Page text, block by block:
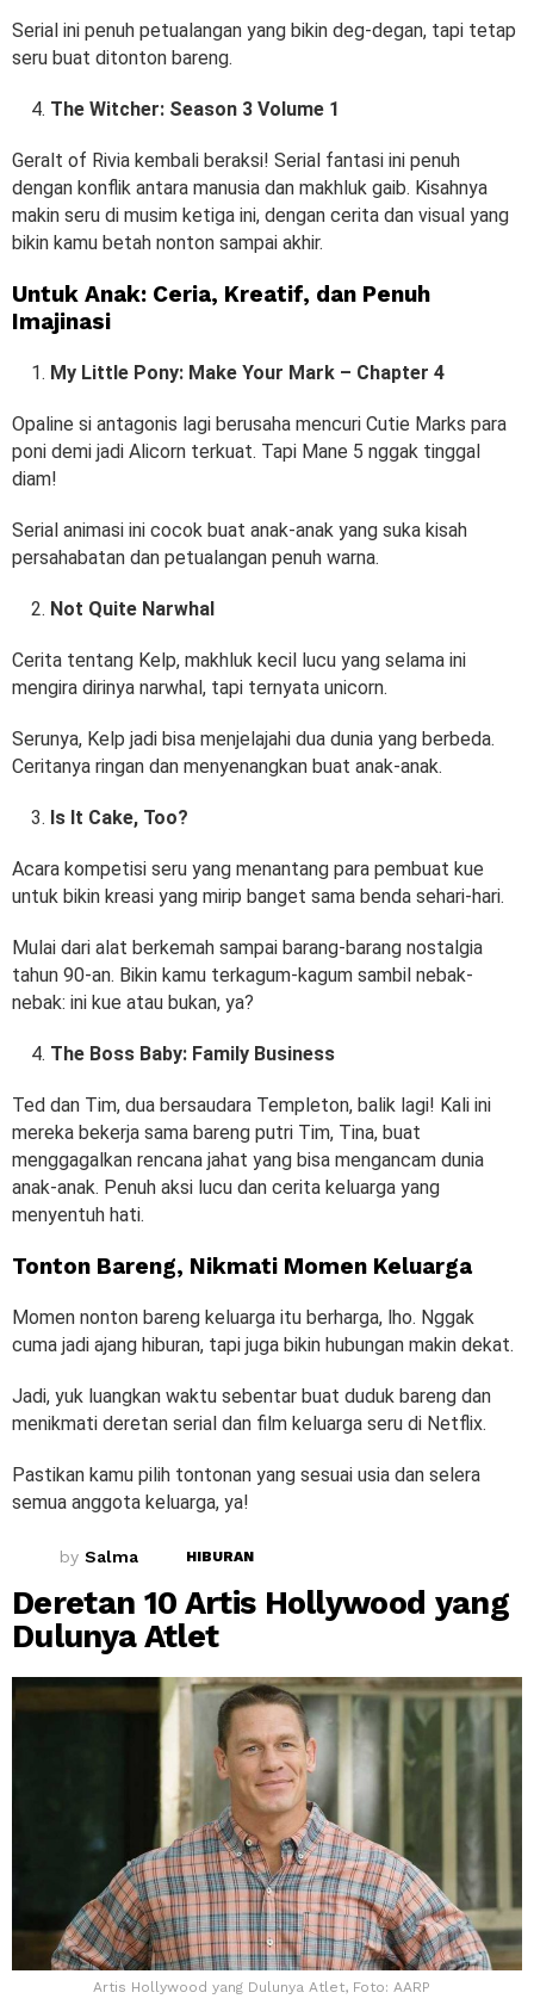
Serial ini penuh petualangan yang bikin deg-degan, tapi tetap
seru buat ditonton bareng.
The Witcher: Season 3 Volume 1
Geralt of Rivia kembali beraksi! Serial fantasi ini penuh
dengan konflik antara manusia dan makhluk gaib. Kisahnya
makin seru di musim ketiga ini, dengan cerita dan visual yang
bikin kamu betah nonton sampai akhir.
Untuk Anak: Ceria, Kreatif, dan Penuh
Imajinasi
My Little Pony: Make Your Mark – Chapter 4
Opaline si antagonis lagi berusaha mencuri Cutie Marks para
poni demi jadi Alicorn terkuat. Tapi Mane 5 nggak tinggal
diam!
Serial animasi ini cocok buat anak-anak yang suka kisah
persahabatan dan petualangan penuh warna.
Not Quite Narwhal
Cerita tentang Kelp, makhluk kecil lucu yang selama ini
mengira dirinya narwhal, tapi ternyata unicorn.
Serunya, Kelp jadi bisa menjelajahi dua dunia yang berbeda.
Ceritanya ringan dan menyenangkan buat anak-anak.
Is It Cake, Too?
Acara kompetisi seru yang menantang para pembuat kue
untuk bikin kreasi yang mirip banget sama benda sehari-hari.
Mulai dari alat berkemah sampai barang-barang nostalgia
tahun 90-an. Bikin kamu terkagum-kagum sambil nebak-
nebak: ini kue atau bukan, ya?
The Boss Baby: Family Business
Ted dan Tim, dua bersaudara Templeton, balik lagi! Kali ini
mereka bekerja sama bareng putri Tim, Tina, buat
menggagalkan rencana jahat yang bisa mengancam dunia
anak-anak. Penuh aksi lucu dan cerita keluarga yang
menyentuh hati.
Tonton Bareng, Nikmati Momen Keluarga
Momen nonton bareng keluarga itu berharga, lho. Nggak
cuma jadi ajang hiburan, tapi juga bikin hubungan makin dekat.
Jadi, yuk luangkan waktu sebentar buat duduk bareng dan
menikmati deretan serial dan film keluarga seru di Netflix.
Pastikan kamu pilih tontonan yang sesuai usia dan selera
semua anggota keluarga, ya!
by Salma HIBURAN
Deretan 10 Artis Hollywood yang
Dulunya Atlet
Artis Hollywood yang Dulunya Atlet, Foto: AARP